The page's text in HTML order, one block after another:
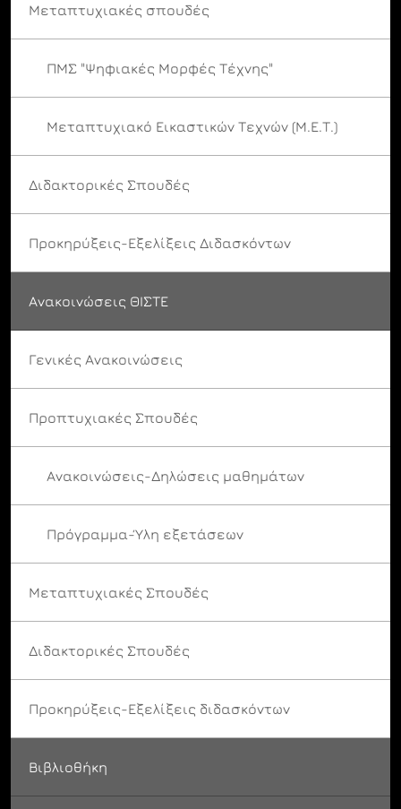
Μεταπτυχιακές σπουδές
ΠΜΣ "Ψηφιακές Μορφές Τέχνης"
Μεταπτυχιακό Εικαστικών Τεχνών (Μ.Ε.Τ.)
Διδακτορικές Σπουδές
Προκηρύξεις-Εξελίξεις Διδασκόντων
Ανακοινώσεις ΘΙΣΤΕ
Γενικές Ανακοινώσεις
Προπτυχιακές Σπουδές
Ανακοινώσεις-Δηλώσεις μαθημάτων
Πρόγραμμα-Ύλη εξετάσεων
Μεταπτυχιακές Σπουδές
Διδακτορικές Σπουδές
Προκηρύξεις-Εξελίξεις διδασκόντων
Βιβλιοθήκη